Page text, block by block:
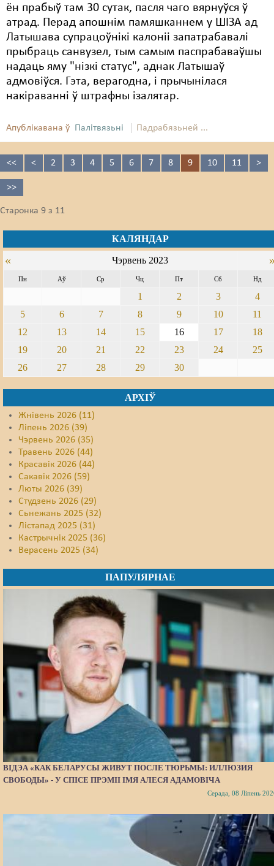
ён прабыў там 30 сутак, пасля чаго вярнуўся ў
атрад. Перад апошнім памяшканнем у ШІЗА ад
Латышава супрацоўнікі калоніі запатрабавалі
прыбраць санвузел, тым самым паспрабаваўшы
надаць яму "нізкі статус", аднак Латышаў
адмовіўся. Гэта, верагодна, і прычынілася
накіраванні ў штрафны ізалятар.
Апублікавана ў Палітвязьні Падрабязьней ...
<< < 2 3 4 5 6 7 8 9 10 11 >
>>
Старонка 9 з 11
КАЛЯНДАР
« Чэрвень 2023
Пн Аў Ср Чц Пт Сб Нд
1 2 3
4
5
6 7 8 9 10
11
12
13 14 15 16 17
18
19
20 21 22 23 24
25
26
27 28 29 30
АРХІЎ
Жнівень 2026 (11)
Ліпень 2026 (39)
Чэрвень 2026 (35)
Травень 2026 (44)
Красавік 2026 (44)
Сакавік 2026 (59)
Люты 2026 (39)
Студзень 2026 (29)
Сьнежань 2025 (32)
Лістапад 2025 (31)
Кастрычнік 2025 (36)
Верасень 2025 (34)
ПАПУЛЯРНАЕ
ВІДЭА «КАК БЕЛАРУСЫ ЖИВУТ ПОСЛЕ ТЮРЬМЫ: ИЛЛЮЗИЯ
СВОБОДЫ» - У СПІСЕ ПРЭМІІ ІМЯ АЛЕСЯ АДАМОВІЧА
Серада, 08 Ліпень